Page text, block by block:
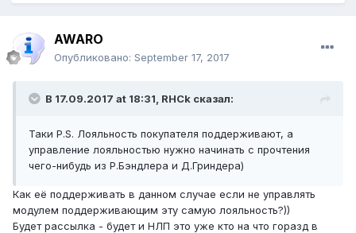
AWARO
Опубликовано: September 17, 2017
В 17.09.2017 at 18:31, RHCk сказал:
Таки P.S. Лояльность покупателя поддерживают, а
управление лояльностью нужно начинать с прочтения
чего-нибудь из Р.Бэндлера и Д.Гриндера)
Как её поддерживать в данном случае если не управлять
модулем поддерживающим эту самую лояльность?))
Будет рассылка - будет и НЛП это уже кто на что горазд в